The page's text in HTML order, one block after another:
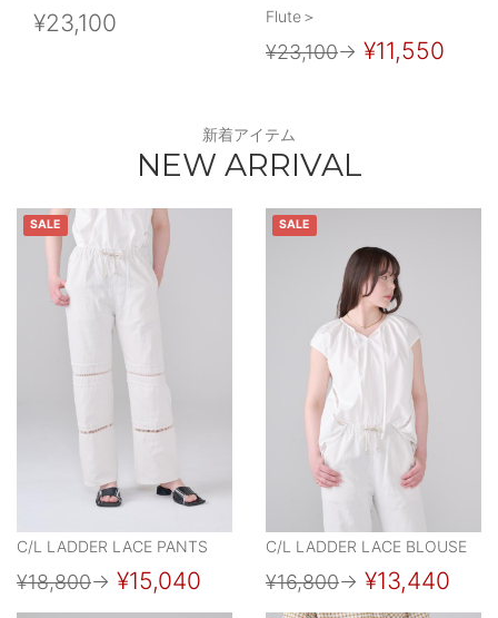
¥23,100
Flute＞
¥23,100→ ¥11,550
新着アイテム
NEW ARRIVAL
SALE
C/L LADDER LACE PANTS
¥18,800→ ¥15,040
SALE
C/L LADDER LACE BLOUSE
¥16,800→ ¥13,440